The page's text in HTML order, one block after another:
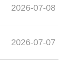
2026-07-08
2026-07-07